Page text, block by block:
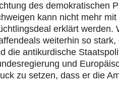
des demokratischen
kann nicht mehr
erklärt werden.
weiterhin so
die antikurdische
und
zu setzen, dass er die